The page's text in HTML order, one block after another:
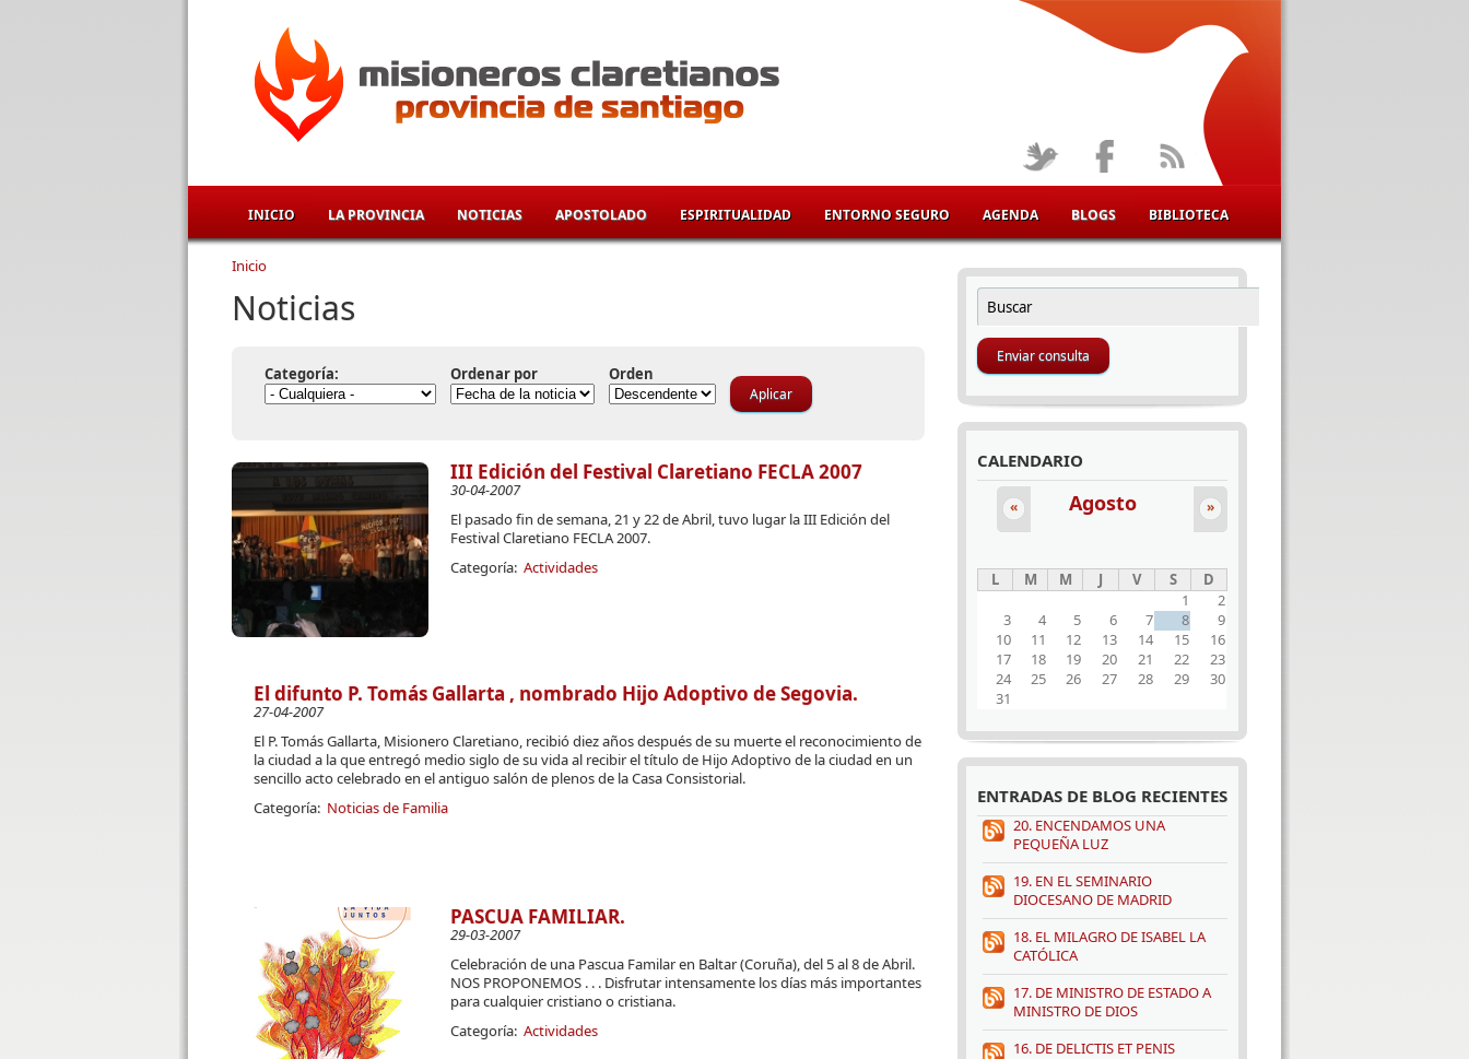
INICIO LA PROVINCIA NOTICIAS APOSTOLADO ESPIRITUALIDAD ENTORNO SEGURO AGENDA BLOGS BIBLIOTECA
Se encuentra usted aquí
Inicio
Noticias
Categoría: Ordenar por Orden
III Edición del Festival Claretiano FECLA 2007
30-04-2007
El pasado fin de semana, 21 y 22 de Abril, tuvo lugar la III Edición del
Festival Claretiano FECLA 2007.
Categoría: Actividades
El difunto P. Tomás Gallarta , nombrado Hijo Adoptivo de Segovia.
27-04-2007
El P. Tomás Gallarta, Misionero Claretiano, recibió diez años después de su muerte el reconocimiento de
la ciudad a la que entregó medio siglo de su vida al recibir el título de Hijo Adoptivo de la ciudad en un
sencillo acto celebrado en el antiguo salón de plenos de la Casa Consistorial.
Categoría: Noticias de Familia
PASCUA FAMILIAR.
29-03-2007
Celebración de una Pascua Familar en Baltar (Coruña), del 5 al 8 de Abril.
NOS PROPONEMOS . . . Disfrutar intensamente los días más importantes
para cualquier cristiano o cristiana.
Categoría: Actividades
FORMULARIO DE BÚSQUEDA
Buscar
CALENDARIO
Agosto
« »
L M M J V S
D
1
2
3
4 5 6 7 8
9
10
11 12 13 14 15
16
17
18 19 20 21 22
23
24
25 26 27 28 29
30
31
ENTRADAS DE BLOG RECIENTES
20. ENCENDAMOS UNA
PEQUEÑA LUZ
19. EN EL SEMINARIO
DIOCESANO DE MADRID
18. EL MILAGRO DE ISABEL LA
CATÓLICA
17. DE MINISTRO DE ESTADO A
MINISTRO DE DIOS
16. DE DELICTIS ET PENIS